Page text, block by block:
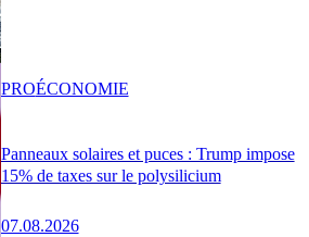
Panneaux solaires et puces : Trump impose
15% de taxes sur le polysilicium
07.08.2026
PROÉCONOMIE